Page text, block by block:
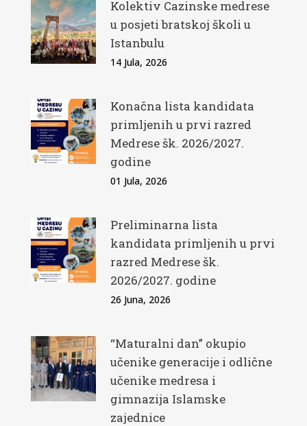
Kolektiv Cazinske medrese
u posjeti bratskoj školi u
Istanbulu
14 Jula, 2026
Konačna lista kandidata
primljenih u prvi razred
Medrese šk. 2026/2027.
godine
01 Jula, 2026
Preliminarna lista
kandidata primljenih u prvi
razred Medrese šk.
2026/2027. godine
26 Juna, 2026
“Maturalni dan” okupio
učenike generacije i odlične
učenike medresa i
gimnazija Islamske
zajednice